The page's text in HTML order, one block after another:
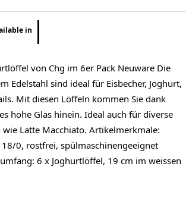
in
von Chg im 6er Pack Neuware Die
Edelstahl sind ideal für Eisbecher, Joghurt,
Mit diesen Löffeln kommen Sie dank
hohe Glas hinein. Ideal auch für diverse
wie Latte Macchiato. Artikelmerkmale:
0, rostfrei, spülmaschinengeeignet
6 x Joghurtlöffel, 19 cm im weissen